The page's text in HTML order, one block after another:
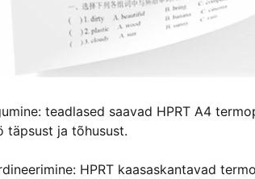
teadlased saavad HPRT A4
täpsust ja tõhusust.
HPRT kaasaskantavad